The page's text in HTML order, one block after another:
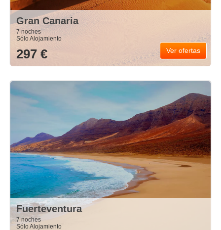
Gran Canaria
7 noches
Sólo Alojamiento
297 € Ver ofertas
Fuerteventura
7 noches
Sólo Alojamiento